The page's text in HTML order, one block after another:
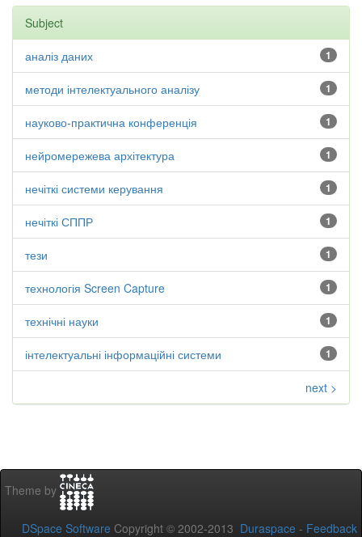
Subject
1
аналіз даних
1
методи інтелектуального аналізу
1
науково-практична конференція
1
нейромережева архітектура
1
нечіткі системи керування
1
нечіткі СППР
1
тези
1
технологія Screen Capture
1
технічні науки
1
інтелектуальні інформаційні системи
next >
Theme by
DSpace Software Copyright © 2002-2013 Duraspace - Feedback